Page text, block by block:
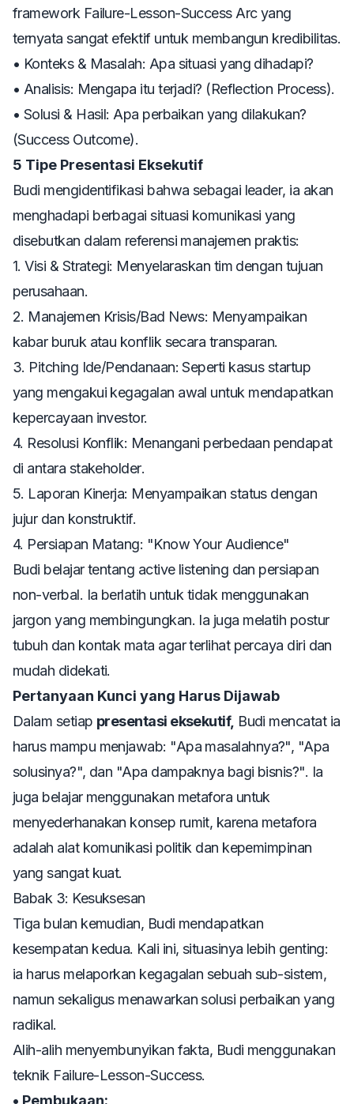
framework Failure-Lesson-Success Arcyang
ternyata sangat efektif untuk membangun kredibilitas.
• Konteks & Masalah: Apa situasi yang dihadapi?
• Analisis: Mengapa itu terjadi? (Reflection Process).
• Solusi & Hasil: Apa perbaikan yang dilakukan?
(Success Outcome).
5 Tipe Presentasi Eksekutif
Budi mengidentifikasi bahwa sebagai leader, ia akan
menghadapi berbagai situasi komunikasi yang
disebutkan dalam referensi manajemen praktis:
1. Visi & Strategi: Menyelaraskan tim dengan tujuan
perusahaan.
2. Manajemen Krisis/Bad News: Menyampaikan
kabar buruk atau konflik secara transparan.
3. Pitching Ide/Pendanaan: Seperti kasusstartup
yang mengakui kegagalan awal untuk mendapatkan
kepercayaan investor.
4. Resolusi Konflik: Menangani perbedaan pendapat
di antara stakeholder.
5. Laporan Kinerja: Menyampaikan status dengan
jujur dan konstruktif.
4. Persiapan Matang: "Know Your Audience"
Budi belajar tentang active listening dan persiapan
non-verbal. Ia berlatih untuk tidak menggunakan
jargon yang membingungkan. Ia juga melatih postur
tubuh dan kontak mata agar terlihat percaya diri dan
mudah didekati.
Pertanyaan Kunci yang Harus Dijawab
Dalam setiap presentasi eksekutif, Budi mencatat ia
harus mampu menjawab: "Apa masalahnya?", "Apa
solusinya?", dan "Apa dampaknya bagi bisnis?". Ia
juga belajar menggunakan metafora untuk
menyederhanakan konsep rumit, karena metafora
adalah alat komunikasi politik dan kepemimpinan
yang sangat kuat.
Babak 3: Kesuksesan
Tiga bulan kemudian, Budi mendapatkan
kesempatan kedua. Kali ini, situasinya lebih genting:
ia harus melaporkan kegagalan sebuah sub-sistem,
namun sekaligus menawarkan solusi perbaikan yang
radikal.
Alih-alih menyembunyikan fakta, Budi menggunakan
teknik Failure-Lesson-Success.
• Pembukaan: